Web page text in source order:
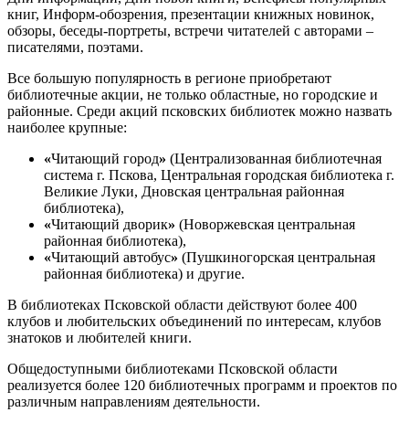
книг, Информ-обозрения, презентации книжных новинок,
обзоры, беседы-портреты, встречи читателей с авторами –
писателями, поэтами.
Все большую популярность в регионе приобретают
библиотечные акции, не только областные, но городские и
районные. Среди акций псковских библиотек можно назвать
наиболее крупные:
«Читающий город» (Централизованная библиотечная
система г. Пскова, Центральная городская библиотека г.
Великие Луки, Дновская центральная районная
библиотека),
«Читающий дворик» (Новоржевская центральная
районная библиотека),
«Читающий автобус» (Пушкиногорская центральная
районная библиотека) и другие.
В библиотеках Псковской области действуют более 400
клубов и любительских объединений по интересам, клубов
знатоков и любителей книги.
Общедоступными библиотеками Псковской области
реализуется более 120 библиотечных программ и проектов по
различным направлениям деятельности.